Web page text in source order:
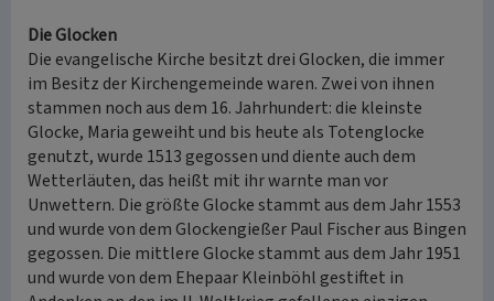
Die Glocken
Die evangelische Kirche besitzt drei Glocken, die immer
im Besitz der Kirchengemeinde waren. Zwei von ihnen
stammen noch aus dem 16. Jahrhundert: die kleinste
Glocke, Maria geweiht und bis heute als Totenglocke
genutzt, wurde 1513 gegossen und diente auch dem
Wetterläuten, das heißt mit ihr warnte man vor
Unwettern. Die größte Glocke stammt aus dem Jahr 1553
und wurde von dem Glockengießer Paul Fischer aus Bingen
gegossen. Die mittlere Glocke stammt aus dem Jahr 1951
und wurde von dem Ehepaar Kleinböhl gestiftet in